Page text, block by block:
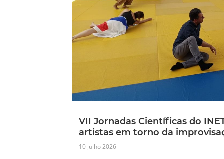
VII Jornadas Científicas do
artistas em torno da
10 julho 2026